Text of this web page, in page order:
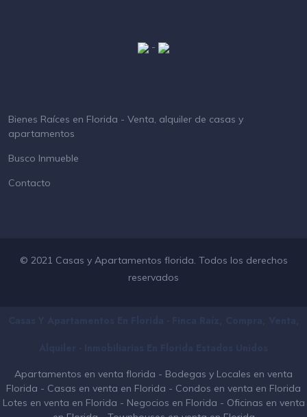
-
Bienes Raíces en Florida - Venta, alquiler de casas y
apartamentos
Busco Inmueble
Contacto
© 2021 Casas y Apartamentos florida. Todos los derechos
reservados
Apartamentos en venta florida - Bodegas y Locales en venta
Florida - Casas en venta en Florida - Condos en venta en Florida
Lotes en venta en Florida - Negocios en Florida - Oficinas en venta